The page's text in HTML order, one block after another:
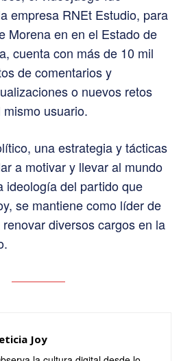
empresa RNEt Estudio, para
Morena en en el Estado de
cuenta con más de 10 mil
de comentarios y
o nuevos retos
usuario.
una estrategia y tácticas
a motivar y llevar al mundo
ideología del partido que
se mantiene como líder de
diversos cargos en la
Joy